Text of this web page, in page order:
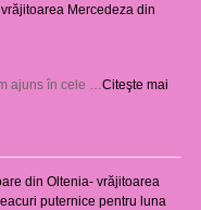
Mercedeza din
ajuns în cele … Citeşte mai
din Oltenia- vrăjitoarea
puternice pentru luna